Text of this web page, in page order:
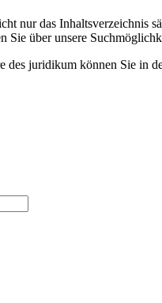
nur das Inhaltsverzeichnis
Sie über unsere
des juridikum können Sie in